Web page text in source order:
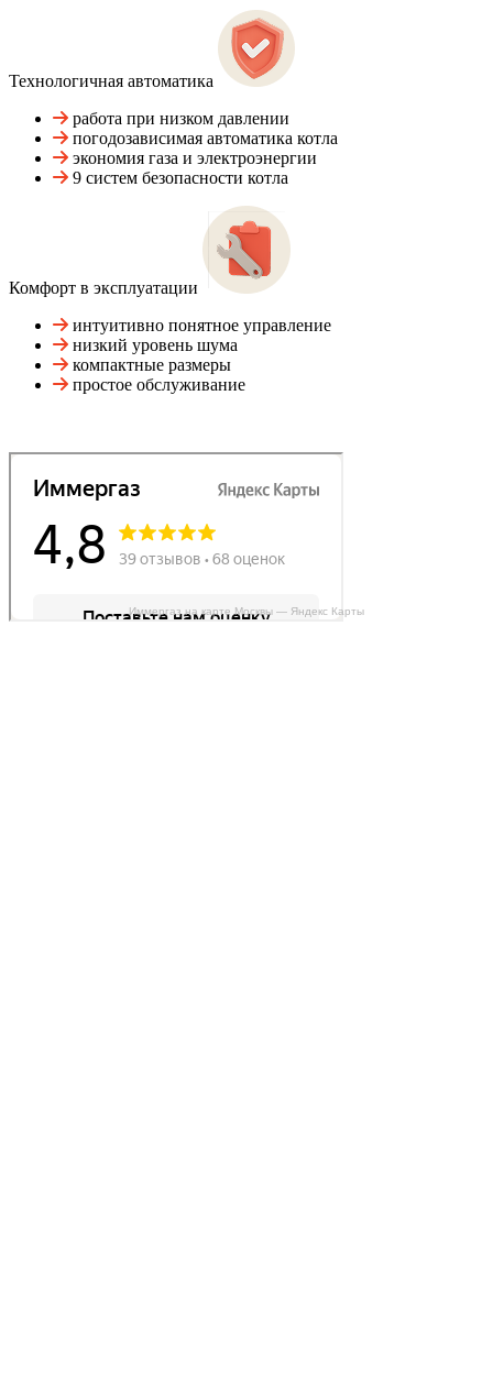
Технологичная автоматика
работа при низком давлении
погодозависимая автоматика котла
экономия газа и электроэнергии
9 систем безопасности котла
Комфорт в эксплуатации
интуитивно понятное управление
низкий уровень шума
компактные размеры
простое обслуживание
Иммергаз на карте Москвы — Яндекс Карты